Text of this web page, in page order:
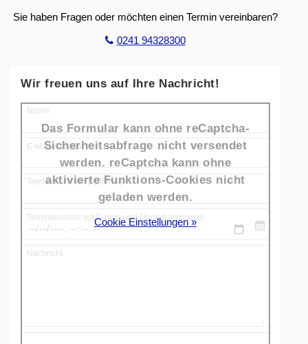
Sie haben Fragen oder möchten einen Termin vereinbaren?
0241 94328300
Wir freuen uns auf Ihre Nachricht!
Name
E-Mail-Adresse
Telefonnummer (optional)
Terminwunsch mit Datum und Uhrzeit (optional)
Nachricht
Das Formular kann ohne reCaptcha-
Sicherheitsabfrage nicht versendet
werden. reCaptcha kann ohne
aktivierte Funktions-Cookies nicht
geladen werden.
Cookie Einstellungen »